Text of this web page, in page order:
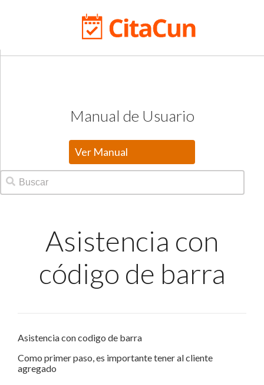
Manual de Usuario
Ver Manual
Asistencia con
código de barra
Asistencia con codigo de barra
Como primer paso, es importante tener al cliente
agregado